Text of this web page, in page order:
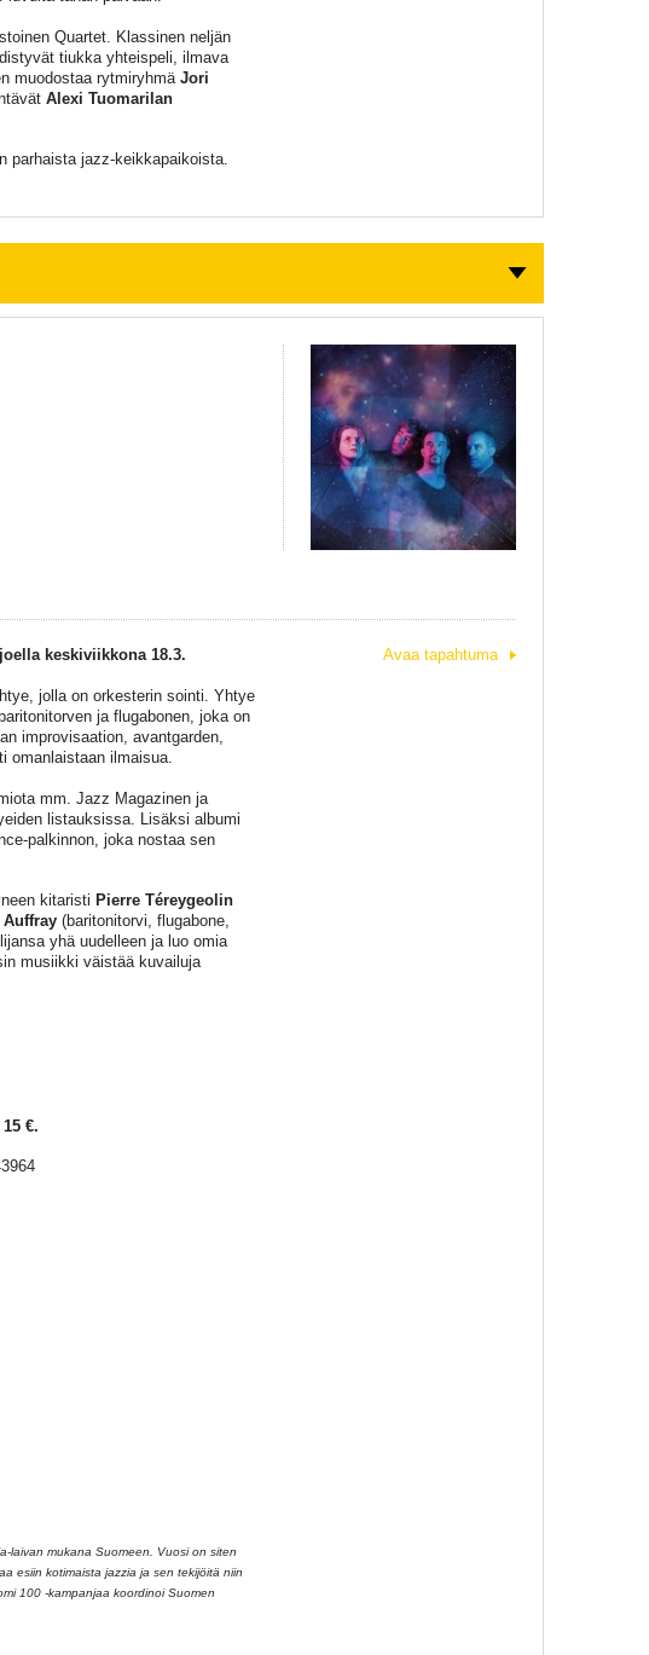
Quartet. Klassinen neljän
tiukka yhteispeli, ilmava
muodostaa rytmiryhmä Jori
Alexi Tuomarilan
parhaista jazz-keikkapaikoista.
keskiviikkona 18.3.
jolla on orkesterin sointi. Yhtye
ja flugabonen, joka on
improvisaation, avantgarden,
omanlaistaan ilmaisua.
mm. Jazz Magazinen ja
listauksissa. Lisäksi albumi
palkinnon, joka nostaa sen
kitaristi Pierre Téreygeolin
(baritonitorvi, flugabone,
yhä uudelleen ja luo omia
musiikki väistää kuvailuja
€.
laivan mukana Suomeen. Vuosi on siten
esiin kotimaista jazzia ja sen tekijöitä niin
100 -kampanjaa koordinoi Suomen
Avaa tapahtuma